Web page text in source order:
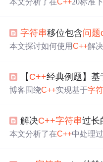
本文分析了在C++20标准
题 及标准库行为一致性。
实践，包括避免问题宏、
字符串移位包含问题
本文探讨如何使用C++解
【 C++经典例题】基
博客围绕C++实现基于字
特殊情况处理、反转字符
细分析，最后分析复杂度
解决C++字符串过长
本文分析了在C++中处理